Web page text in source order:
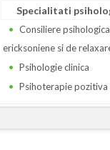
Specialitati
Consiliere
ericksoniene si de
Psihologie clinica
Psihoterapie pozitiva